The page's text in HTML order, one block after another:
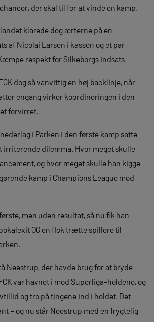
der skal til for at vinde en kamp.
klarede dog ærterne på en
af Nicolai Larsen i kassen og et par
respekt for Silkeborgs indsats.
dog så vanvittig en høj backlinje, når
engang virker koordineringen i den
forvirret.
i Parken i den første kamp satte
irriterende dilemma. Hvor meget skulle
og hvor meget skulle han kigge
kamp i Champions League mod
men uden resultat, så nu fik han
OG en flok trætte spillere til
Neestrup, der havde brug for at bryde
var havnet i mod Superliga-holdene, og
og tro på tingene ind i holdet. Det
– og nu står Neestrup med en frygtelig